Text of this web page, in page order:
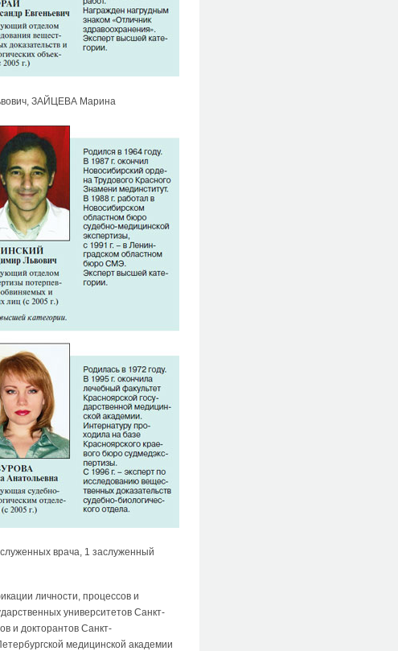
ЗАЙЦЕВА Марина
врача, 1 заслуженный
личности, процессов и
университетов Санкт-
и докторантов Санкт-
медицинской академии